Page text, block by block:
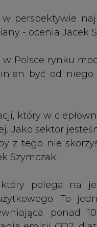
polega na
To
ponad
emisji CO2,
Rządowe
system ma
uwagę, że
pozyskania
nie oznacza, że
źródeł
rozwoju